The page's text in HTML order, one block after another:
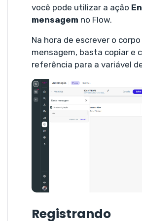
você pode utilizar a ação
mensagem no Flow.
Na hora de escrever o corpo
mensagem, basta copiar e
referência para a variável
Registrando